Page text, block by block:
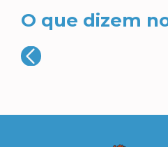
O que dizem